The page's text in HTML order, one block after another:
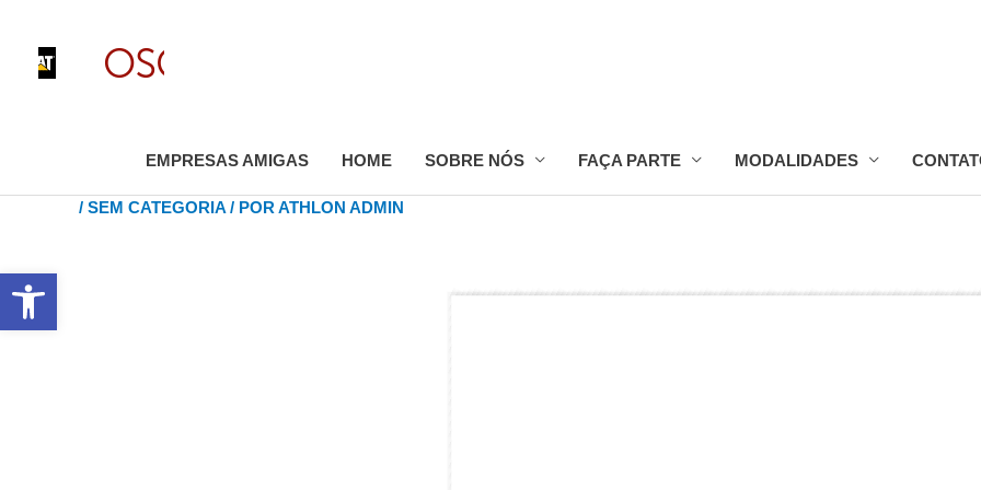
ABRIR A BARRA DE FERRAMENTAS
PARA
EMPRESAS AMIGAS HOME SOBRE NÓS FAÇA PARTE MODALIDADES
/ SEM CATEGORIA / POR ATHLON ADMIN